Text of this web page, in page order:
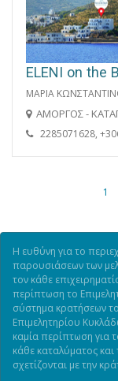
ELENI on the
ΜΑΡΙΑ
ΑΜΟΡΓΟΣ -
2285071628,
1
Η ευθύνη για το
παρουσιάσεων των
τον κάθε
περίπτωση το
σύστημα κρατήσεων
Επιμελητηρίου
καμία περίπτωση για
κάθε καταλύματος και
σχετίζονται με την